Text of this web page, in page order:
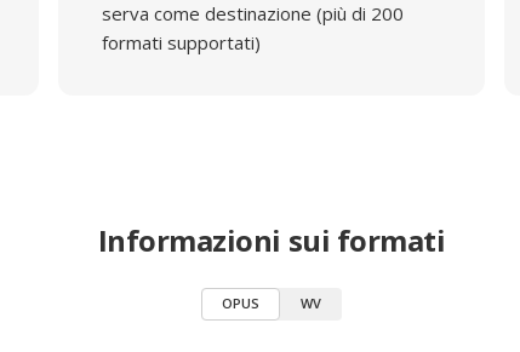
serva come destinazione (più di 200
formati supportati)
Informazioni sui formati
OPUS WV